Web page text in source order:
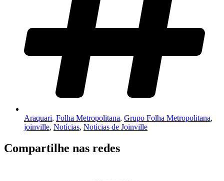
Araquari, Folha Metropolitana, Grupo Folha Metropolitana,
joinville, Notícias, Notícias de Joinville
Compartilhe nas redes